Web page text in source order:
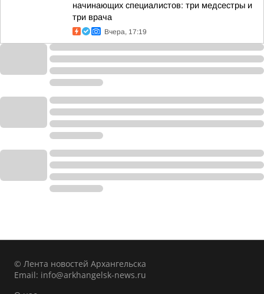
начинающих специалистов: три медсестры и
три врача
Вчера, 17:19
© Лента новостей Архангельска
Email: info@arkhangelsk-news.ru